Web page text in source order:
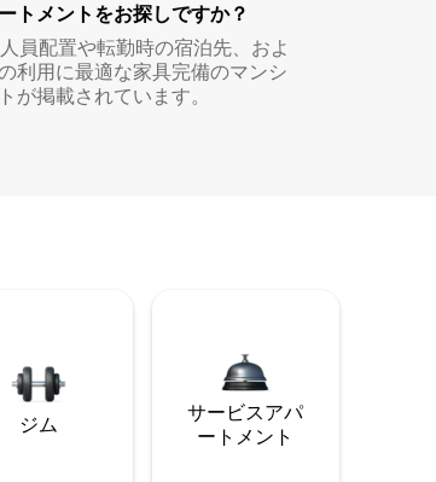
トメントをお探しですか？
員配置や転勤時の宿泊先、およ
利用に最適な家具完備のマンシ
が掲載されています。
ジム
サービスアパ
ートメント